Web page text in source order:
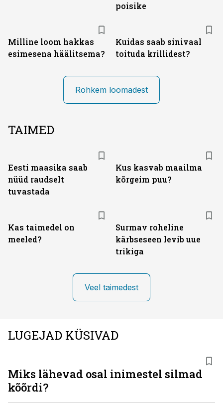
poisike
Milline loom hakkas
esimesena häälitsema?
Kuidas saab sinivaal
toituda krillidest?
Rohkem loomadest
TAIMED
Eesti maasika saab
nüüd raudselt
tuvastada
Kus kasvab maailma
kõrgeim puu?
Kas taimedel on
meeled?
Surmav roheline
kärbseseen levib uue
trikiga
Veel taimedest
LUGEJAD KÜSIVAD
Miks lähevad osal inimestel silmad
kõõrdi?